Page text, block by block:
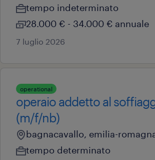
tempo indeterminato
28.000 € - 34.000 € annuale
7 luglio 2026
operational
operaio addetto al
(m/f/nb)
bagnacavallo, emilia-
tempo determinato